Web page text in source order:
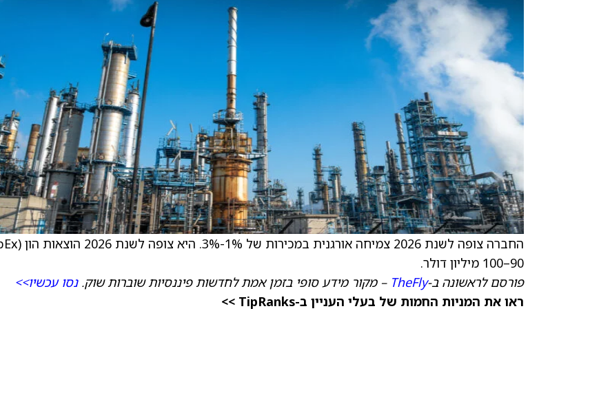
90–100 מיליון דולר.
פורסם לראשונה ב-TheFly – מקור מידע סופי בזמן אמת לחדשות פיננסיות שוברות שוק.נסו עכשיו>>
ראו את המניות החמות של בעלי העניין ב-TipRanks >>